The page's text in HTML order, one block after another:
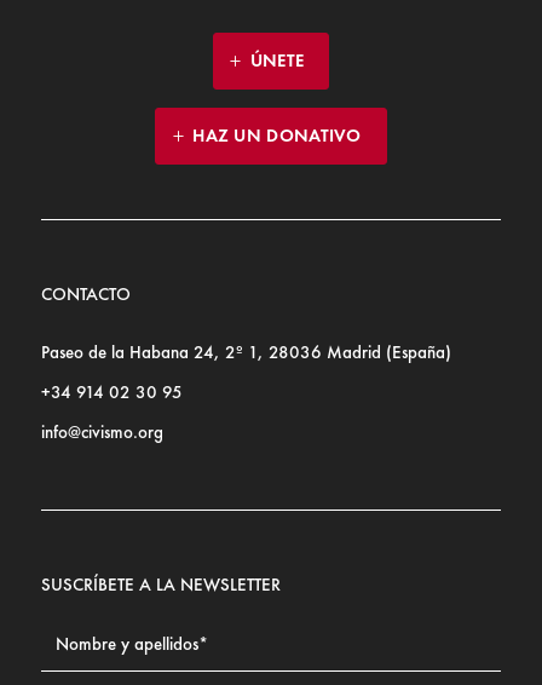
ÚNETE
HAZ UN DONATIVO
CONTACTO
Paseo de la Habana 24, 2º 1, 28036 Madrid (España)
+34 914 02 30 95
info@civismo.org
SUSCRÍBETE A LA NEWSLETTER